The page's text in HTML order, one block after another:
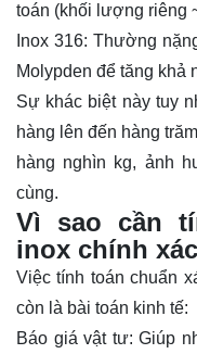
toán (khối lượng riêng
Inox 316: Thường
Molypden để tăng khả
Sự khác biệt này tuy
hàng lên đến hàng
hàng nghìn kg, ảnh
cùng.
Vì sao cần
inox chính
Việc tính toán chuẩn
còn là bài toán kinh tế:
Báo giá vật tư: Giúp